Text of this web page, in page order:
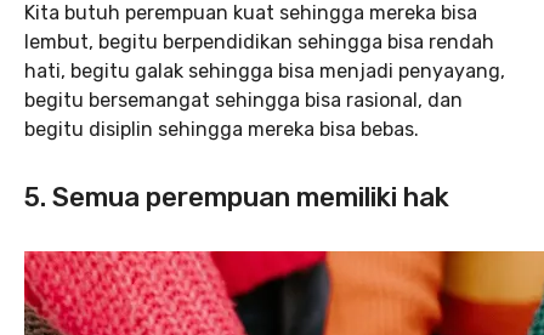
Kita butuh perempuan kuat sehingga mereka bisa
lembut, begitu berpendidikan sehingga bisa rendah
hati, begitu galak sehingga bisa menjadi penyayang,
begitu bersemangat sehingga bisa rasional, dan
begitu disiplin sehingga mereka bisa bebas.
5. Semua perempuan memiliki hak